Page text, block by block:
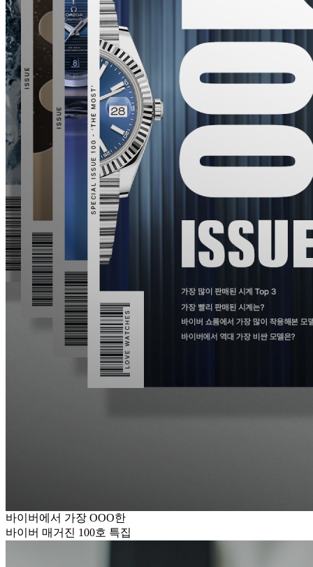
바이버에서 가장 OOO한
바이버 매거진 100호 특집